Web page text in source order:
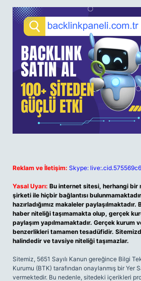
Reklam ve İletişim: Skype:
Yasal Uyarı: Bu internet sitesi, herhangi bir
şirketi ile hiçbir bağlantısı
hazırladığımız makaleler
haber niteliği taşımamakta olup, gerçek
paylaşım yapılmamaktadır. Gerçek kurum
benzerlikleri tamamen tesadüfidir.
halindedir ve tavsiye niteliği taşımazlar.
Sitemiz, 5651 Sayılı Kanun gereğince Bilgi
Kurumu (BTK) tarafından onaylanmış bir Yer
vermektedir. Bu nedenle, sitedeki içerikleri